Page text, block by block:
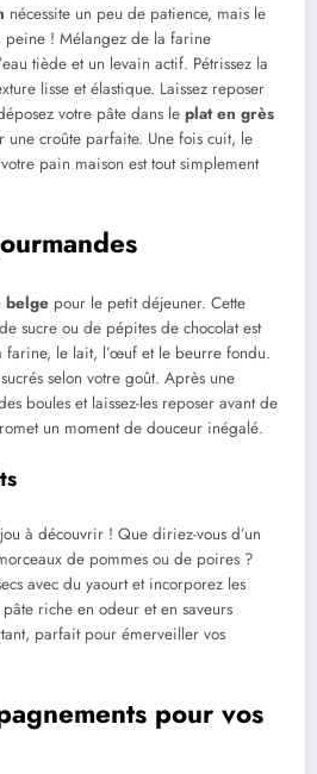
nécessite un peu de patience, mais le
peine ! Mélangez de la farine
tiède et un levain actif. Pétrissez la
lisse et élastique. Laissez reposer
votre pâte dans le plat en grès
croûte parfaite. Une fois cuit, le
pain maison est tout simplement
belge pour le petit déjeuner. Cette
sucre ou de pépites de chocolat est
farine, le lait, l’œuf et le beurre fondu.
selon votre goût. Après une
boules et laissez-les reposer avant de
un moment de douceur inégalé.
à découvrir ! Que diriez-vous d’un
de pommes ou de poires ?
avec du yaourt et incorporez les
riche en odeur et en saveurs
parfait pour émerveiller vos
pour vos